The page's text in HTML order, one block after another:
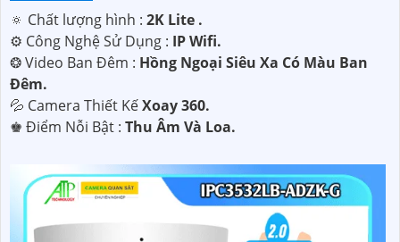
🔅 Chất lượng hình : 2K Lite .
⚙ Công Nghệ Sử Dụng : IP Wifi.
❂ Video Ban Đêm : Hồng Ngoại Siêu Xa Có Màu Ban
Ðêm.
💦 Camera Thiết KếXoay 360.
️♚ Điểm Nỗi Bật : Thu Âm Và Loa.